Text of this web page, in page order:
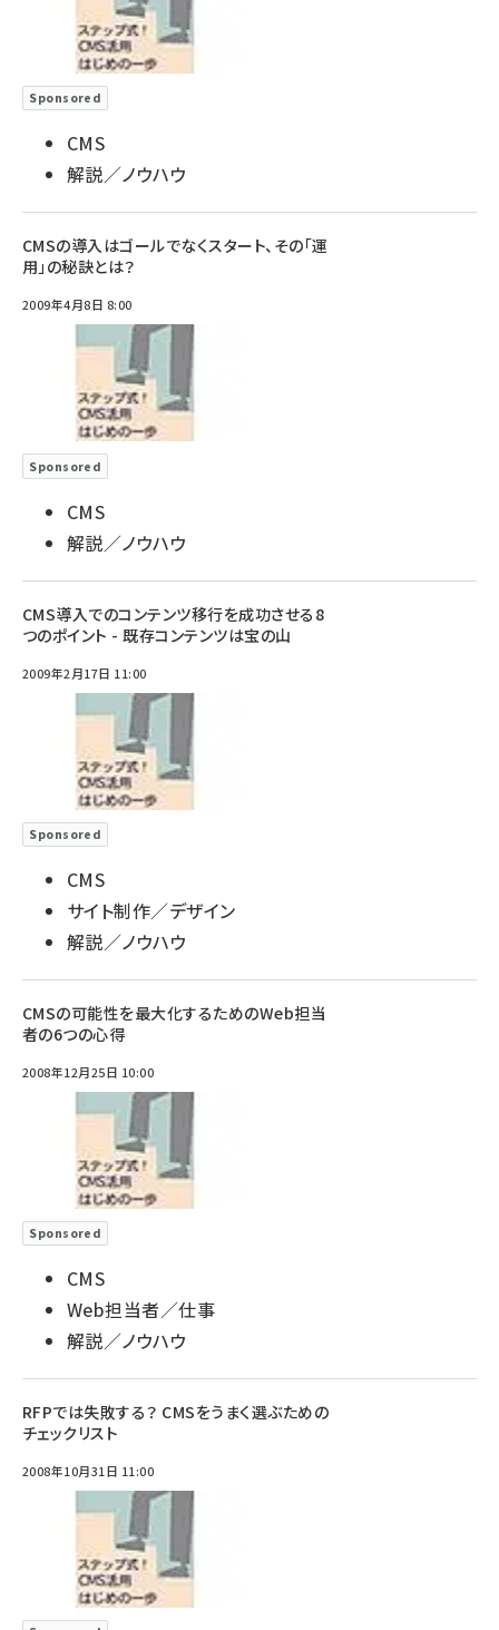
Sponsored
CMS
解説／ノウハウ
CMSの導入はゴールでなくスタート、その「運
用」の秘訣とは？
2009年4月8日 8:00
Sponsored
CMS
解説／ノウハウ
CMS導入でのコンテンツ移行を成功させる8
つのポイント - 既存コンテンツは宝の山
2009年2月17日 11:00
Sponsored
CMS
サイト制作／デザイン
解説／ノウハウ
CMSの可能性を最大化するためのWeb担当
者の6つの心得
2008年12月25日 10:00
Sponsored
CMS
Web担当者／仕事
解説／ノウハウ
RFPでは失敗する？ CMSをうまく選ぶための
チェックリスト
2008年10月31日 11:00